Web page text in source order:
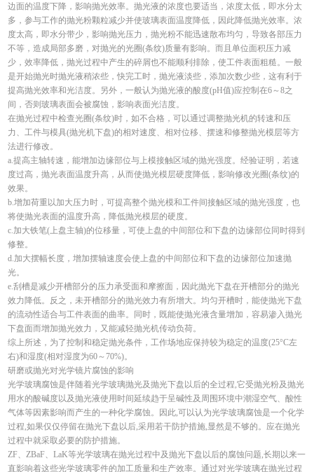
边面的温度下降，影响抛光效率。抛光液的浓度也要适当，浓度太低，即水分太
多，参与工作的抛光粉颗粒减少并使玻璃表面温度降低，因此降低抛光效率。浓
度太高，即水分带少，影响抛光压力，抛光粉不能迅速散布均匀，导致各部压力
不等，造成局部多磨，对抛光的光圈(条纹)质量有影响。而且单位面积压力减
少，效率降低，抛光过程中产生的碎屑也不能顺利排除，使工件表面粗糙。一般
是开始抛光时抛光液稍浓些，快完工时，抛光液淡些，添加次数少些，这有利于
提高抛光效率和光洁度。另外，一般认为抛光液的酸度(pH值)应控制在6～8之
间，否则玻璃表面会被腐蚀，影响表面光洁度。
在抛光过程中检查光圈(条纹)时，如不合格，可以通过调整抛光机的转速和压
力、工件与模具(抛光机下盘)的相对速度、相对位移、摆速和修整抛光模层等方
法进行修改。
a.提高主轴转速，能增加边缘部位与上模接触区域的抛光强度。经验证明，若速
度过高，抛光表面温度升高，从而使抛光模层硬度降低，影响修改光圈(条纹)的
效果。
b.增加荷重以加大压力时，可提高整个抛光模和工件间接触区域的抛光强度，也
将使抛光表面的温度升高，降低抛光模层的硬度。
c.加大铁笔(上盘主轴)的位移量，可使上盘的中间部位和下盘的边缘部位同时得到
修整。
d.加大摆幅长度，增加摆轴速度会使上盘的中间部位和下盘的边缘部位加速抛
光。
e.刮槽是减少开槽部分的压力承受面和摩擦面，因此抛光下盘在开槽部分的抛光
效力降低。反之，未开槽部分的抛光效力有所增大。均匀开槽时，能使抛光下盘
的流动性适合与工件表面的曲率。同时，既能使抛光液含量增加，容易渗入抛光
下盘面而增加抛光效力，又能减轻抛光机传动负荷。
综上所述，为了控制和稳定抛光条件，工作场地应保持较为稳定的温度(25°C左
右)和湿度(相对湿度为60～70%)。
研磨或抛光对光学镜片腐蚀的影响
光学玻璃腐蚀是伴随着光学玻璃抛光及抛光下盘以后的全过程,它受抛光粉及抛光
用水的酸碱度以及抛光液使用时间延续趋于呈碱性及周围环境中潮湿空气、酸性
气体等因素影响而产生的一种化学腐蚀。因此,可以认为光学玻璃腐蚀是一个化学
过程,如果仅仅停留在抛光下盘以后,采用若干防护措施,显然是不够的。应在抛光
过程中就采取必要的防护措施。
ZF、ZBaF、LaK等光学玻璃在抛光过程中及抛光下盘以后的腐蚀问题,长期以来一
直影响着这些光学玻璃零件的加工质量和生产效率。通过对光学玻璃在抛光过程